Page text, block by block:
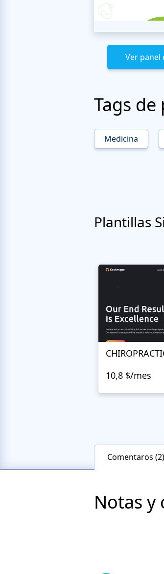
Ver panel
Tags
Medicina
Plantillas
10,8 $/mes
Comentaros (2)
Notas y